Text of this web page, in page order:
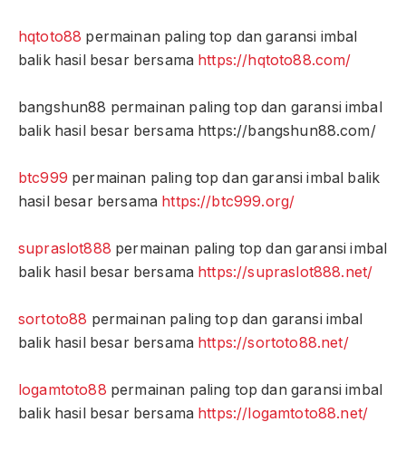
hqtoto88 permainan paling top dan garansi imbal
balik hasil besar bersama https://hqtoto88.com/
bangshun88 permainan paling top dan garansi imbal
balik hasil besar bersama https://bangshun88.com/
btc999 permainan paling top dan garansi imbal balik
hasil besar bersama https://btc999.org/
supraslot888 permainan paling top dan garansi imbal
balik hasil besar bersama https://supraslot888.net/
sortoto88 permainan paling top dan garansi imbal
balik hasil besar bersama https://sortoto88.net/
logamtoto88 permainan paling top dan garansi imbal
balik hasil besar bersama https://logamtoto88.net/